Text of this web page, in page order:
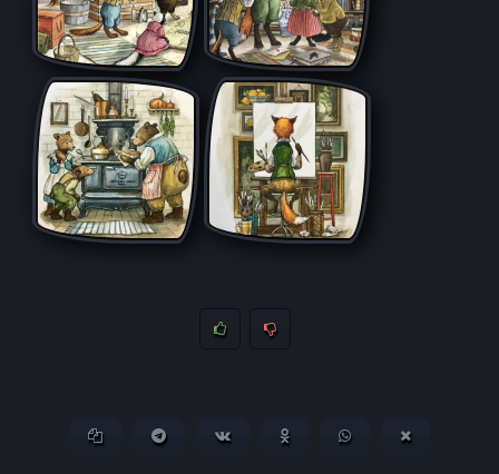
Копировать ссылкуПоделиться в Telegram
Поделиться ВКонтактеПоделиться в
Поделиться в